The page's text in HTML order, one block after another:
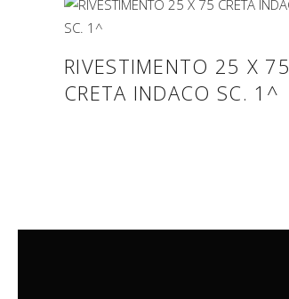
RIVESTIMENTO 25 X 75
CRETA INDACO SC. 1^